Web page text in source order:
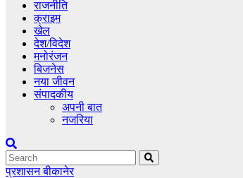
राजनीति
क्राइम
खेल
देश/विदेश
मनोरंजन
बिजनेस
नया जीवन
संपादकीय
अपनी बात
नजरिया
प्रशासनबीकानेर